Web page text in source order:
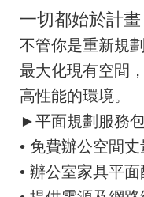
一切都始於計
不管你是重新規
最大化現有空間
高性能的環境。
►平面規劃服務包
• 免費辦公空間
• 辦公室家具平面